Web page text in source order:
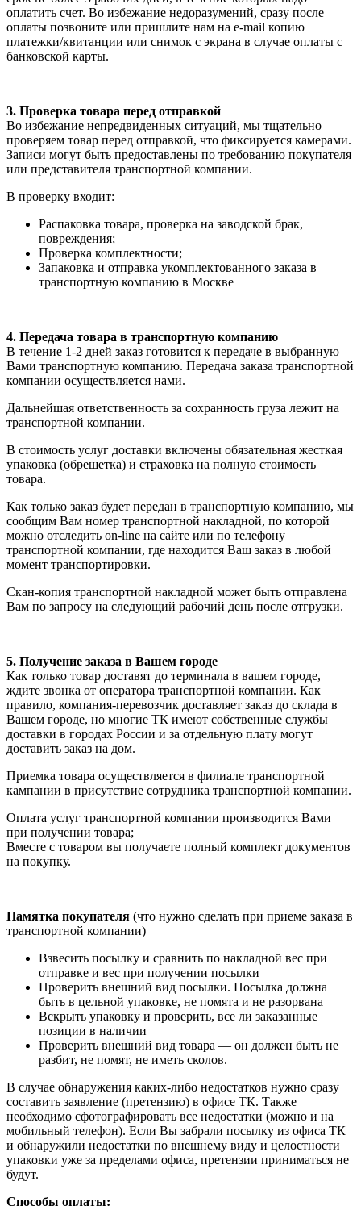
оплатить счет. Во избежание недоразумений, сразу после
оплаты позвоните или пришлите нам на e-mail копию
платежки/квитанции или снимок с экрана в случае оплаты с
банковской карты.
3. Проверка товара перед отправкой
Во избежание непредвиденных ситуаций, мы тщательно
проверяем товар перед отправкой, что фиксируется камерами.
Записи могут быть предоставлены по требованию покупателя
или представителя транспортной компании.
В проверку входит:
Распаковка товара, проверка на заводской брак,
повреждения;
Проверка комплектности;
Запаковка и отправка укомплектованного заказа в
транспортную компанию в Москве
4. Передача товара в транспортную компанию
В течение 1-2 дней заказ готовится к передаче в выбранную
Вами транспортную компанию. Передача заказа транспортной
компании осуществляется нами.
Дальнейшая ответственность за сохранность груза лежит на
транспортной компании.
В стоимость услуг доставки включены обязательная жесткая
упаковка (обрешетка) и страховка на полную стоимость
товара.
Как только заказ будет передан в транспортную компанию, мы
сообщим Вам номер транспортной накладной, по которой
можно отследить on-line на сайте или по телефону
транспортной компании, где находится Ваш заказ в любой
момент транспортировки.
Скан-копия транспортной накладной может быть отправлена
Вам по запросу на следующий рабочий день после отгрузки.
5. Получение заказа в Вашем городе
Как только товар доставят до терминала в вашем городе,
ждите звонка от оператора транспортной компании. Как
правило, компания-перевозчик доставляет заказ до склада в
Вашем городе, но многие ТК имеют собственные службы
доставки в городах России и за отдельную плату могут
доставить заказ на дом.
Приемка товара осуществляется в филиале транспортной
кампании в присутствие сотрудника транспортной компании.
Оплата услуг транспортной компании производится Вами
при получении товара;
Вместе с товаром вы получаете полный комплект документов
на покупку.
Памятка покупателя (что нужно сделать при приеме заказа в
транспортной компании)
Взвесить посылку и сравнить по накладной вес при
отправке и вес при получении посылки
Проверить внешний вид посылки. Посылка должна
быть в цельной упаковке, не помята и не разорвана
Вскрыть упаковку и проверить, все ли заказанные
позиции в наличии
Проверить внешний вид товара — он должен быть не
разбит, не помят, не иметь сколов.
В случае обнаружения каких-либо недостатков нужно сразу
составить заявление (претензию) в офисе ТК. Также
необходимо сфотографировать все недостатки (можно и на
мобильный телефон). Если Вы забрали посылку из офиса ТК
и обнаружили недостатки по внешнему виду и целостности
упаковки уже за пределами офиса, претензии приниматься не
будут.
Способы оплаты: